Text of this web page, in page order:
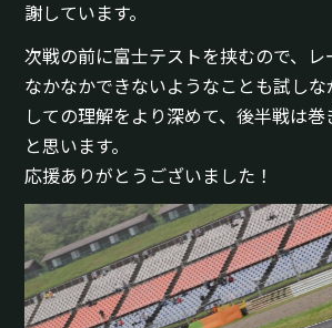
謝しています。
次戦の前に富士テストを挟むので、
なかなかできないようなことも試し
しての理解をより深めて、後半戦は
と思います。
応援ありがとうございました！